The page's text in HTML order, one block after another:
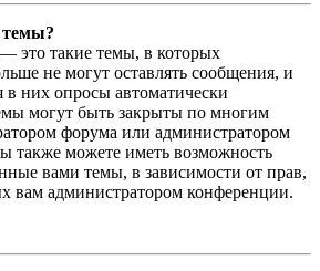
темы?
это такие темы, в которых
не могут оставлять сообщения, и
в них опросы автоматически
могут быть закрыты по многим
форума или администратором
также можете иметь возможность
вами темы, в зависимости от прав,
вам администратором конференции.